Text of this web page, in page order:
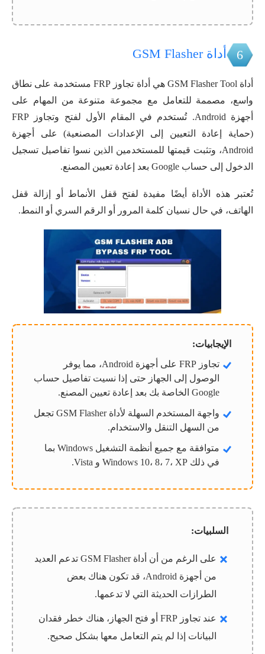
6 أداة GSM Flasher
أداة GSM Flasher Tool هي أداة تجاوز FRP مستخدمة على نطاق
واسع، مصممة للتعامل مع مجموعة متنوعة من المهام على
أجهزة Android. تُستخدم في المقام الأول لفتح وتجاوز FRP
(حماية إعادة التعيين إلى الإعدادات المصنعية) على أجهزة
Android، وتثبت قيمتها للمستخدمين الذين نسوا تفاصيل تسجيل
الدخول إلى حساب Google بعد إعادة تعيين المصنع.
تُعتبر هذه الأداة أيضًا مفيدة لفتح قفل الأنماط أو إزالة قفل
الهاتف، في حال نسيان كلمة المرور أو الرقم السري أو النمط.
الإيجابيات:
تجاوز FRP على أجهزة Android، مما يوفر
الوصول إلى الجهاز حتى إذا نسيت تفاصيل حساب
Google الخاصة بك بعد إعادة تعيين المصنع.
واجهة المستخدم السهلة لأداة GSM Flasher تجعل
من السهل التنقل والاستخدام.
متوافقة مع جميع أنظمة التشغيل Windows بما
في ذلك Windows 10، 8، 7، XP و Vista.
السلبيات:
على الرغم من أن أداة GSM Flasher تدعم العديد
من أجهزة Android، قد تكون هناك بعض
الطرازات الحديثة التي لا تدعمها.
عند تجاوز FRP أو فتح الجهاز، هناك خطر فقدان
البيانات إذا لم يتم التعامل معها بشكل صحيح.